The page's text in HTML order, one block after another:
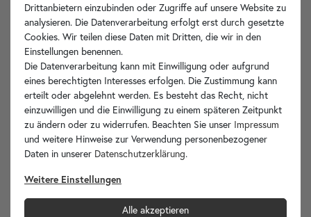
Hersteller-Info
Ihre Vorteile
wohnfreuden.de -
Ihr Spezialist für Waschbecken Unikate!
Drittanbietern einzubinden oder Zugriffe auf unsere Website zu
analysieren. Die Datenverarbeitung erfolgt erst durch gesetzte
Cookies. Wir teilen diese Daten mit Dritten, die wir in den
Einstellungen benennen.
Die Datenverarbeitung kann mit Einwilligung oder aufgrund
eines berechtigten Interesses erfolgen. Die Zustimmung kann
erteilt oder abgelehnt werden. Es besteht das Recht, nicht
einzuwilligen und die Einwilligung zu einem späteren Zeitpunkt
zu ändern oder zu widerrufen. Beachten Sie unser Impressum
und weitere Hinweise zur Verwendung personenbezogener
Daten in unserer Daten­schutz­erklärung.
Weitere Einstellungen
Alle akzeptieren